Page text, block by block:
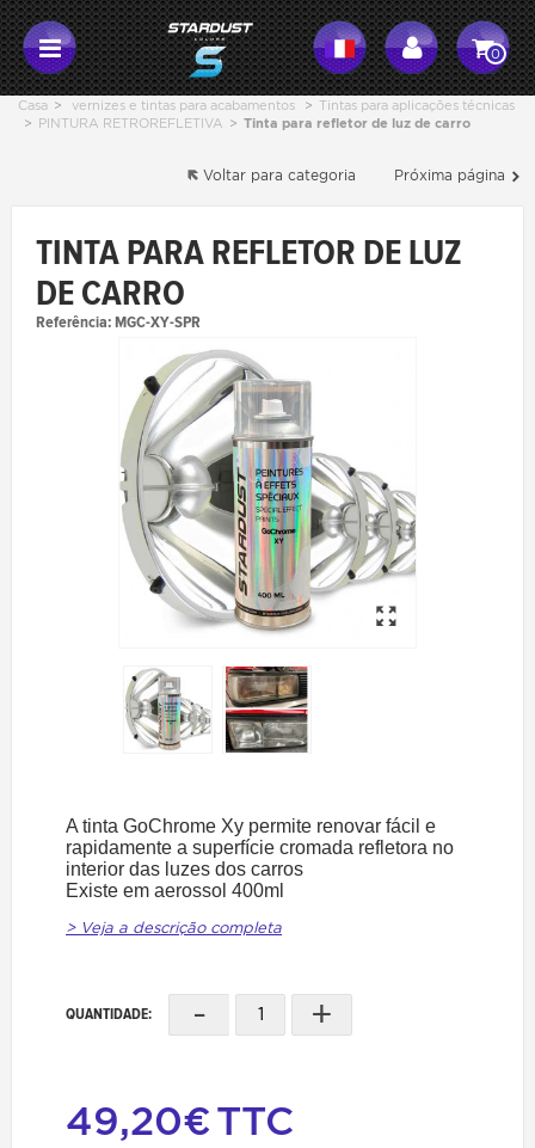
0
Casa > vernizes e tintas para acabamentos > Tintas para aplicações técnicas
> PINTURA RETROREFLETIVA > Tinta para refletor de luz de carro
Próxima página
Voltar para categoria
TINTA PARA REFLETOR DE LUZ
DE CARRO
Referência:MGC-XY-SPR
A tinta GoChrome Xy permite renovar fácil e
rapidamente a superfície cromada refletora no
interior das luzes dos carros
Existe em aerossol 400ml
> Veja a descrição completa
QUANTIDADE: - +
49,20€TTC